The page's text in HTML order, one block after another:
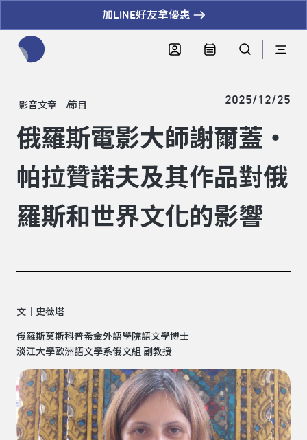
加LINE好友拿優惠
影音文章 節目 2025/12/25
俄羅斯電影大師謝爾蓋‧
帕拉贊諾夫及其作品對俄
羅斯和世界文化的影響
文｜史薇塔
俄羅斯莫斯科普希金外語學院語文學博士
淡江大學歐洲語文學系俄文組 副教授